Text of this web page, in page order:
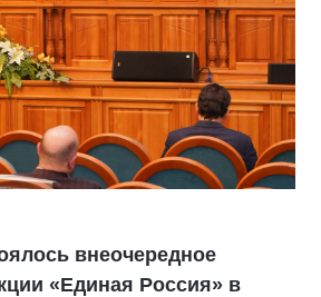
внеочередное
«Единая Россия» в